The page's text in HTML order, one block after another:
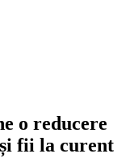
o reducere
fii la curent